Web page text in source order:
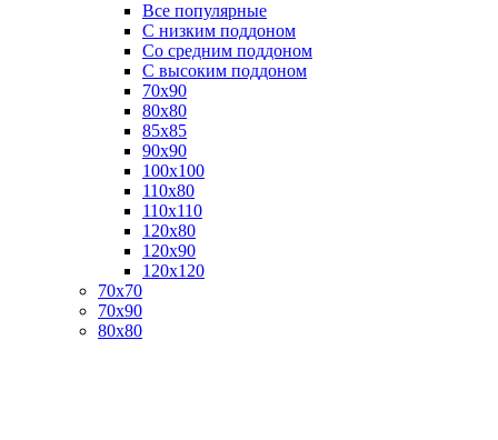
Все популярные
C низким поддоном
Со средним поддоном
С высоким поддоном
70х90
80х80
85х85
90х90
100х100
110х80
110х110
120х80
120х90
120х120
70х70
70х90
80х80